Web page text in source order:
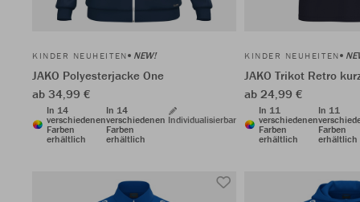
KINDER NEUHEITEN NEW!
JAKO Polyesterjacke One
ab 34,99 €
In 14
verschiedenen
Farben
erhältlich
In 14
verschiedenen
Farben
erhältlich
Individualisierbar
KINDER NEUHEITEN
JAKO Trikot Retro
ab 24,99 €
In 11
verschiedenen
Farben
erhältlich
In 11
Farben
erhältlich